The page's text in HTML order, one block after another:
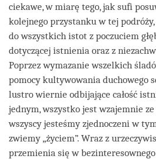
ciekawe, w miarę tego, jak sufi
kolejnego przystanku w tej podróży,
do wszystkich istot z poczuciem
dotyczącej istnienia oraz z
Poprzez wymazanie wszelkich
pomocy kultywowania duchowego
lustro wiernie odbijające całość
jednym, wszystko jest wzajemnie ze
wszyscy jesteśmy zjednoczeni w
zwiemy „życiem”. Wraz z
przemienia się w bezinteresownego